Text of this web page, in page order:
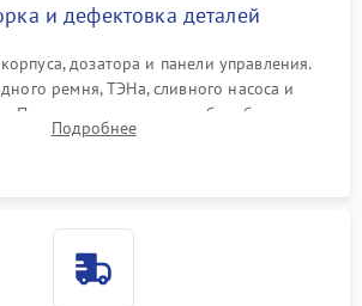
и дефектовка деталей
дозатора и панели управления.
ремня, ТЭНа, сливного насоса и
Проверка подшипников барабана и
износ, а манжеты люка на разрывы.
Подробнее